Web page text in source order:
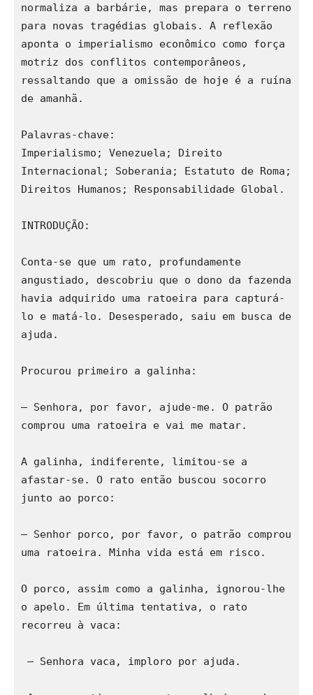
normaliza a barbárie, mas prepara o terreno
para novas tragédias globais. A reflexão
aponta o imperialismo econômico como força
motriz dos conflitos contemporâneos,
ressaltando que a omissão de hoje é a ruína
de amanhã.
Palavras-chave:
Imperialismo; Venezuela; Direito
Internacional; Soberania; Estatuto de Roma;
Direitos Humanos; Responsabilidade Global.
INTRODUÇÃO:
Conta-se que um rato, profundamente
angustiado, descobriu que o dono da fazenda
havia adquirido uma ratoeira para capturá-
lo e matá-lo. Desesperado, saiu em busca de
ajuda.
Procurou primeiro a galinha:
— Senhora, por favor, ajude-me. O patrão
comprou uma ratoeira e vai me matar.
A galinha, indiferente, limitou-se a
afastar-se. O rato então buscou socorro
junto ao porco:
— Senhor porco, por favor, o patrão comprou
uma ratoeira. Minha vida está em risco.
O porco, assim como a galinha, ignorou-lhe
o apelo. Em última tentativa, o rato
recorreu à vaca:
— Senhora vaca, imploro por ajuda.